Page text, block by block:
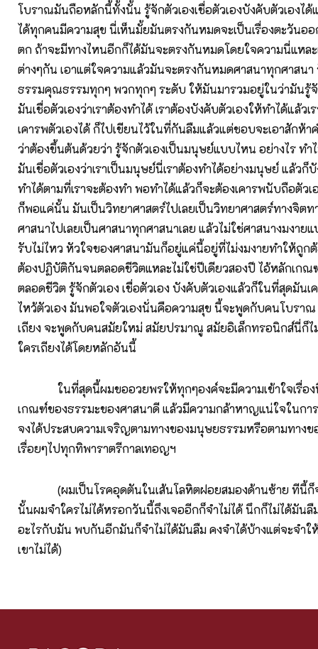
โบราณมันถือหลักนี้ทั้งนั้น รู้จักตัวเองเชื่อตัวเองบังคับตัวเองได้
ได้ทุกคนมีความสุข นี่เห็นมั้ยมันตรงกันหมดจะเป็นเรื่องตะวันออ
ตก ถ้าจะมีทางไหนอีกก็ได้มันจะตรงกันหมดโดยใจความนี่แหละ
ต่างๆกัน เอาแต่ใจความแล้วมันจะตรงกันหมดศาสนาทุกศาสน
ธรรมคุณธรรมทุกๆ พวกทุกๆ ระดับ ให้มันมารวมอยู่ในว่ามันรู้จั
มันเชื่อตัวเองว่าเราต้องทำได้ เราต้องบังคับตัวเองให้ทำได้แล้วเ
เคารพตัวเองได้ ก็ไปเขียนไว้ในที่กันลืมแล้วแต่ชอบจะเอาสักห้
ว่าต้องขึ้นต้นด้วยว่า รู้จักตัวเองเป็นมนุษย์แบบไหน อย่างไร ทำ
มันเชื่อตัวเองว่าเราเป็นมนุษย์นี่เราต้องทำได้อย่างมนุษย์ แล้วก็
ทำได้ตามที่เราจะต้องทำ พอทำได้แล้วก็จะต้องเคารพนับถือตัวเ
ก็พอแค่นั้น มันเป็นวิทยาศาสตร์ไปเลยเป็นวิทยาศาสตร์ทางจิต
ศาสนาไปเลยเป็นศาสนาทุกศาสนาเลย แล้วไม่ใช่ศาสนางมงาย
รับไม่ไหว หัวใจของศาสนามันก็อยู่แค่นี้อยู่ที่ไม่งมงายทำให้ถูก
ต้องปฏิบัติกันจนตลอดชีวิตแหละไม่ใช่ปีเดียวสองปี ไอ้หลักเก
ตลอดชีวิต รู้จักตัวเอง เชื่อตัวเอง บังคับตัวเองแล้วก็ในที่สุดมันเ
ไหว้ตัวเอง มันพอใจตัวเองนั่นคือความสุข นี้จะพูดกับคนโบรา
เถียง จะพูดกับคนสมัยใหม่ สมัยปรมาณู สมัยอิเล็กทรอนิกส์นี่ก็ไ
ใครเถียงได้โดยหลักอันนี้
ในที่สุดนี้ผมขออวยพรให้ทุกๆองค์จะมีความเข้าใจเรื่อง
เกณฑ์ของธรรมะของศาสนาดี แล้วมีความกล้าหาญแน่ใจในก
จงได้ประสบความเจริญตามทางของมนุษยธรรมหรือตามทางข
เรื่อยๆไปทุกทิพาราตรีกาลเทอญฯ
(ผมเป็นโรคอุดตันในเส้นโลหิตฝอยสมองด้านซ้าย ทีนี้ก็
นั้นผมจำใครไม่ได้หรอกวันนี้ถึงเจออีกก็จำไม่ได้ นึกก็ไม่ได้มันลื
อะไรกับมัน พบกันอีกมันก็จำไม่ได้มันลืม คงจำได้บ้างแต่จะจำ
เขาไม่ได้)